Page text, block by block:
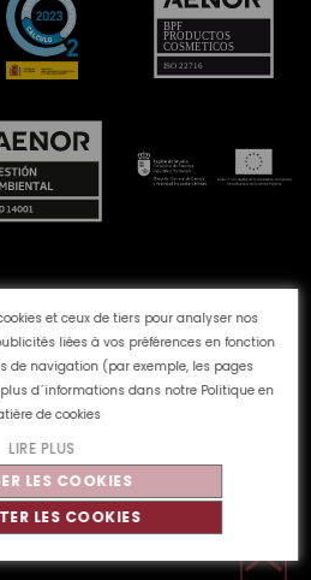
et ceux de tiers pour analyser nos
liées à vos préférences en fonction
de navigation (par exemple, les pages
d´informations dans notre Politique en
de cookies
LIRE PLUS
LES COOKIES
LES COOKIES
de Cookies
Politique de
Qualité et
réservés